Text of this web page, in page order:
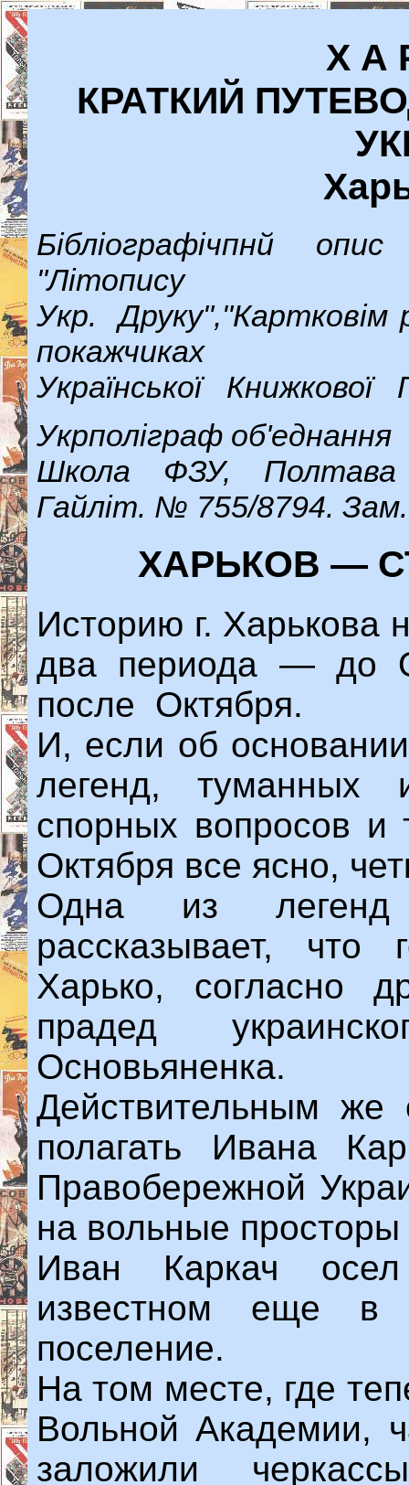
X А
КРАТКИЙ
Бібліографічпнй
"Літопису
Укр.
покажчиках
Української Книжкової
Укрполіграф об'еднання
Школа ФЗУ, Полтава
Гайліт. № 755/8794.
XАРЬКОВ —
Историю г. Харькова
два периода — до
после Октября.
И, если об
легенд, туманных
спорных вопросов и
Октября все ясно,
Одна из
рассказывает, что
Харько, согласно
прадед
Основьяненка.
Действительным же
полагать Ивана
Правобережной
на вольные
Иван Каркач
известном еще в
поселение.
На том месте, где
Вольной Академии,
заложили